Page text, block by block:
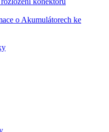
o Akumulátorech ke